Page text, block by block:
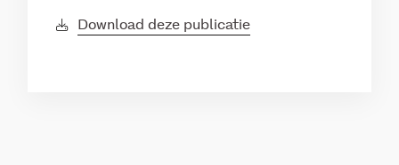
Download deze publicatie